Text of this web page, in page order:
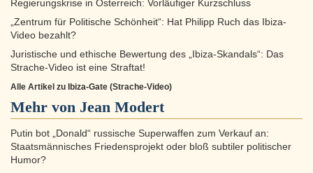
Regierungskrise in Österreich: Vorläufiger Kurzschluss
„Zentrum für Politische Schönheit“: Hat Philipp Ruch das Ibiza-
Video bezahlt?
Juristische und ethische Bewertung des „Ibiza-Skandals“: Das
Strache-Video ist eine Straftat!
Alle Artikel zu Ibiza-Gate (Strache-Video)
Mehr von Jean Modert
Putin bot „Donald“ russische Superwaffen zum Verkauf an:
Staatsmännisches Friedensprojekt oder bloß subtiler politischer
Humor?